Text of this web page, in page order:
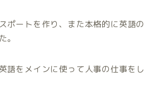
ポートを作り、また本格的に英語の
。
語をメインに使って人事の仕事をし